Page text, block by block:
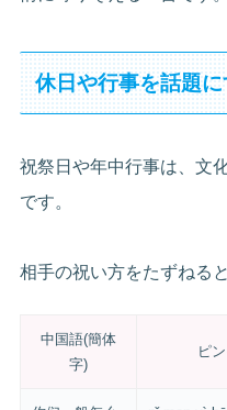
休日や行事を話題
祝祭日や年中行事は、文
です。
相手の祝い方をたずねる
中国語(簡体
字)
ピ